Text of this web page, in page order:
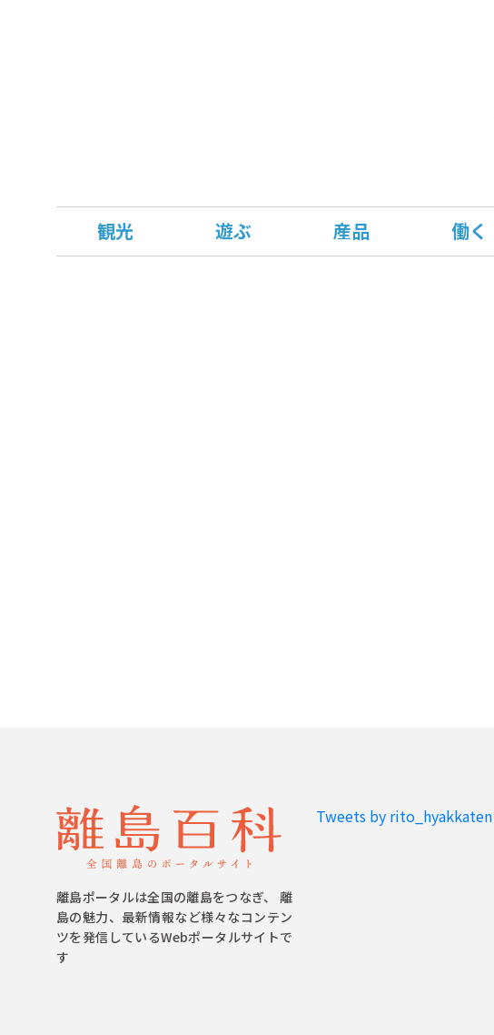
観光 遊ぶ 産品 働く
離島ポータルは全国の離島をつなぎ、 離
島の魅力、最新情報など様々なコンテン
ツを発信しているWebポータルサイトで
す
Tweets by rito_hyakkaten